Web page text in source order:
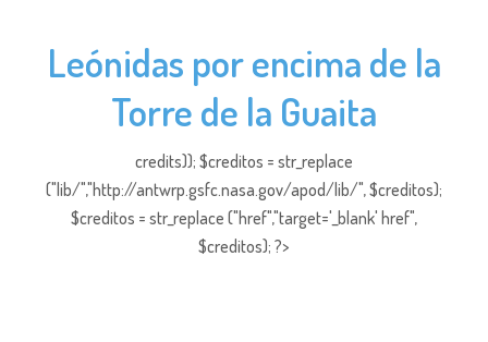
Leónidas por encima de la
Torre de la Guaita
credits)); $creditos = str_replace
("lib/","http://antwrp.gsfc.nasa.gov/apod/lib/", $creditos);
$creditos = str_replace ("href","target='_blank' href",
$creditos); ?>